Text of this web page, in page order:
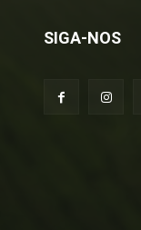
SIGA-NOS